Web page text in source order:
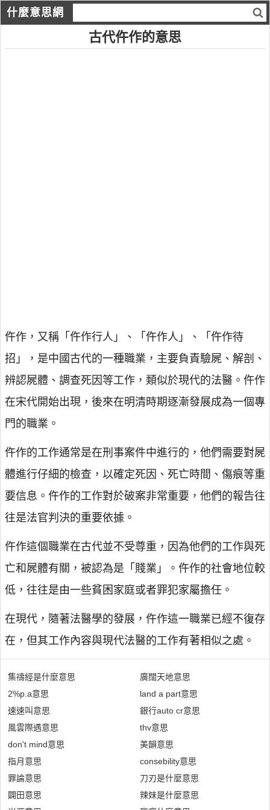
什麼意思網
古代仵作的意思
仵作，又稱「仵作行人」、「仵作人」、「仵作待
招」，是中國古代的一種職業，主要負責驗屍、解剖、
辨認屍體、調查死因等工作，類似於現代的法醫。仵作
在宋代開始出現，後來在明清時期逐漸發展成為一個專
門的職業。
仵作的工作通常是在刑事案件中進行的，他們需要對屍
體進行仔細的檢查，以確定死因、死亡時間、傷痕等重
要信息。仵作的工作對於破案非常重要，他們的報告往
往是法官判決的重要依據。
仵作這個職業在古代並不受尊重，因為他們的工作與死
亡和屍體有關，被認為是「賤業」。仵作的社會地位較
低，往往是由一些貧困家庭或者罪犯家屬擔任。
在現代，隨著法醫學的發展，仵作這一職業已經不復存
在，但其工作內容與現代法醫的工作有著相似之處。
集禱經是什麼意思
2%p.a意思
速速叫意思
風雲際遇意思
don't mind意思
指月意思
罪論意思
闢田意思
廣闊天地意思
land a part意思
銀行auto cr意思
thv意思
美韻意思
consebility意思
刀刃是什麼意思
辣妹是什麼意思